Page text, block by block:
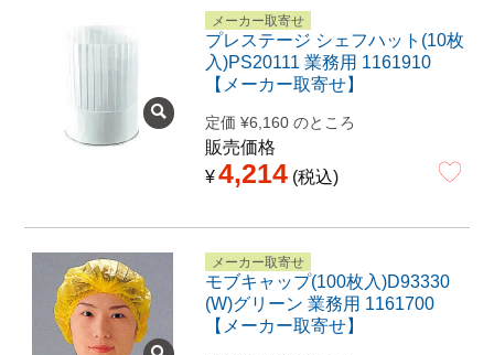
メーカー取寄せ
プレステージ シェフハット(10枚
入)PS20111 業務用 1161910
【メーカー取寄せ】
定価 ¥6,160 のところ
販売価格
¥4,214 税込
メーカー取寄せ
モブキャップ(100枚入)D93330
(W)グリーン 業務用 1161700
【メーカー取寄せ】